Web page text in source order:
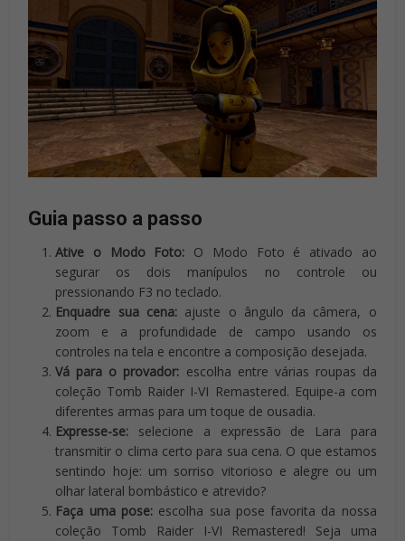
Guia passo a passo
Ative o Modo Foto: O Modo Foto é ativado ao
segurar os dois manípulos no controle ou
pressionando F3 no teclado.
Enquadre sua cena:ajuste o ângulo da câmera, o
zoom e a profundidade de campo usando os
controles na tela e encontre a composição desejada.
Vá para o provador: escolha entre várias roupas da
coleção Tomb Raider I-VI Remastered. Equipe-a com
diferentes armas para um toque de ousadia.
Expresse-se: selecione a expressão de Lara para
transmitir o clima certo para sua cena. O que estamos
sentindo hoje: um sorriso vitorioso e alegre ou um
olhar lateral bombástico e atrevido?
Faça uma pose:escolha sua pose favorita da nossa
coleção Tomb Raider I-VI Remastered! Seja uma